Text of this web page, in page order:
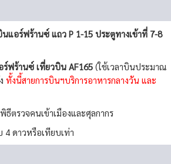
นแอร์ฟร้านซ์ แถว P 1-15 ประตูทางเข้าที่ 7-8
ร์ฟร้านซ์ เที่ยวบิน AF165 (ใช้เวลาบินประมาณ
ทั้งนี้สายการบินฯบริการอาหารกลางวัน และ
ตรวจคนเข้าเมืองและศุลกากร
4 ดาวหรือเทียบเท่า